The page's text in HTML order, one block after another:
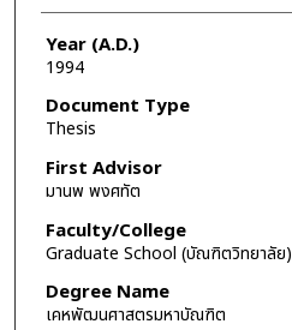
Year (A.D.)
1994
Document Type
Thesis
First Advisor
มานพ พงศทัต
Faculty/College
Graduate School (บัณฑิตวิทยาลัย)
Degree Name
เคหพัฒนศาสตรมหาบัณฑิต